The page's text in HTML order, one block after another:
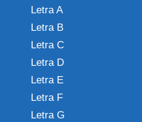
Letra A
Letra B
Letra C
Letra D
Letra E
Letra F
Letra G